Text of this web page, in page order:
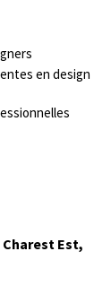
en design
Charest Est,